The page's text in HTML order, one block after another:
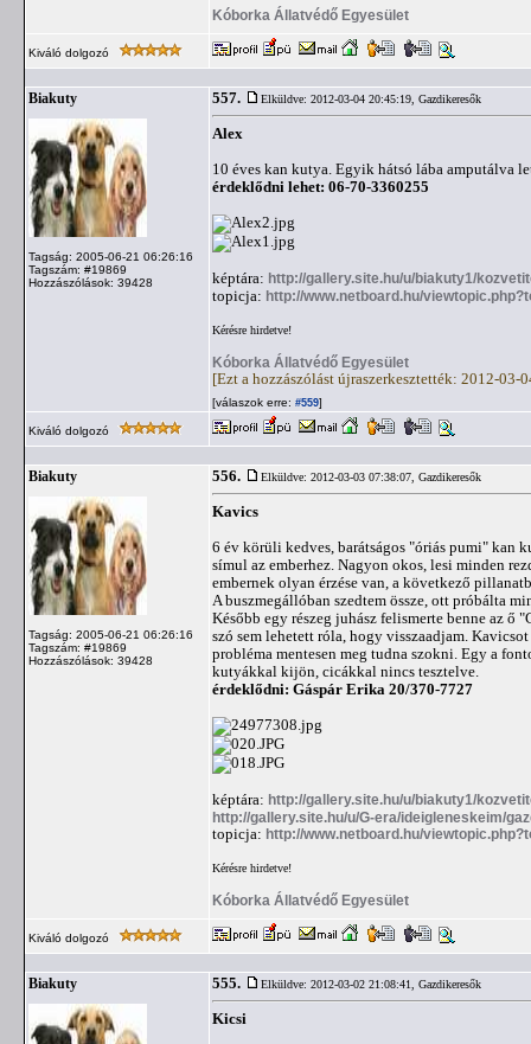
Kóborka Állatvédő Egyesület
Kiváló dolgozó
Biakuty
Tagság: 2005-06-21 06:26:16
Tagszám: #19869
Hozzászólások: 39428
557. Elküldve: 2012-03-04 20:45:19, Gazdikeresők
Alex
10 éves kan kutya. Egyik hátsó lába amputálva
érdeklődni lehet: 06-70-3360255
képtára: http://gallery.site.hu/u/biakuty1/
topicja: http://www.netboard.hu/
Kérésre hirdetve!
Kóborka Állatvédő Egyesület
[Ezt a hozzászólást újraszerkesztették: 2012-03-
[válaszok erre: #559]
Kiváló dolgozó
Biakuty
Tagság: 2005-06-21 06:26:16
Tagszám: #19869
Hozzászólások: 39428
556. Elküldve: 2012-03-03 07:38:07, Gazdikeresők
Kavics
6 év körüli kedves, barátságos "óriás pumi" kan
símul az emberhez. Nagyon okos, lesi minden
embernek olyan érzése van, a következő
A buszmegállóban szedtem össze, ott próbálta
Később egy részeg juhász felismerte benne az ő
szó sem lehetett róla, hogy visszaadjam.
probléma mentesen meg tudna szokni. Egy a
kutyákkal kijön, cicákkal nincs tesztelve.
érdeklődni: Gáspár Erika 20/370-7727
képtára: http://gallery.site.hu/u/biakuty1/
http://gallery.site.hu/u/G-era/ideigleneskeim/
topicja: http://www.netboard.hu/
Kérésre hirdetve!
Kóborka Állatvédő Egyesület
Kiváló dolgozó
Biakuty 555. Elküldve: 2012-03-02 21:08:41, Gazdikeresők
Kicsi